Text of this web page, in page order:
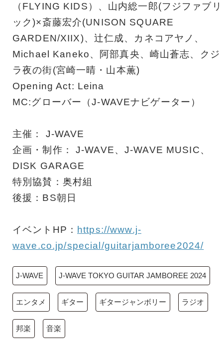
（FLYING KIDS）、山内総一郎(フジファブリ
ック)×斎藤宏介(UNISON SQUARE
GARDEN/XIIX)、辻仁成、カネコアヤノ、
Michael Kaneko、阿部真央、崎山蒼志、クジ
ラ夜の街(宮崎一晴・山本薫)
Opening Act: Leina
MC:グローバー（J-WAVEナビゲーター）
主催： J-WAVE
企画・制作： J-WAVE、J-WAVE MUSIC、
DISK GARAGE
特別協賛：奥村組
後援：BS朝日
イベントHP： https://www.j-
wave.co.jp/special/guitarjamboree2024/
J-WAVE J-WAVE TOKYO GUITAR JAMBOREE 2024
エンタメ ギター ギタージャンボリー ラジオ
邦楽 音楽